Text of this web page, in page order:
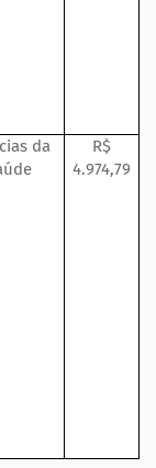
da
R$
4.974,79